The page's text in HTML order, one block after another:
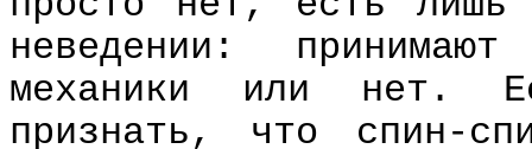
неведении:
механики или нет.
признать, что спин-